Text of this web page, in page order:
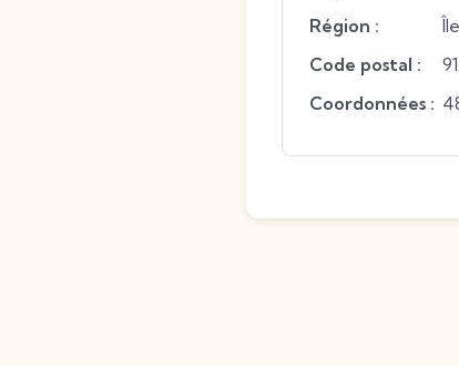
Région :
Code postal :
Coordonnées :